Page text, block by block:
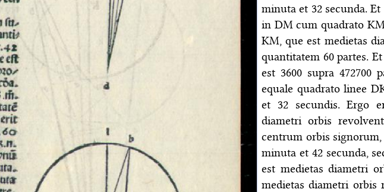
minuta et 32 secunda.
in DM cum quadrato
KM, que est medietas
quantitatem 60 partes.
est 3600 supra
equale quadrato linee
et 32 secundis. Ergo
diametri orbis
centrum orbis
minuta et 42 secunda,
est medietas diametri
medietas diametri orbis